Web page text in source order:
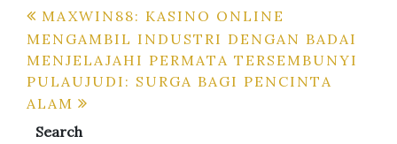
Post
navigation
MAXWIN88: KASINO ONLINE
MENGAMBIL INDUSTRI DENGAN BADAI
MENJELAJAHI PERMATA TERSEMBUNYI
PULAUJUDI: SURGA BAGI PENCINTA
ALAM
Search